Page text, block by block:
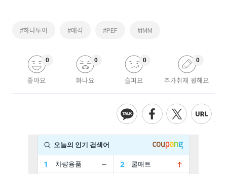
#하나투어 #매각 #PEF #IMM
좋아요
0
화나요
0
슬퍼요
0
추가취재 원해요
0